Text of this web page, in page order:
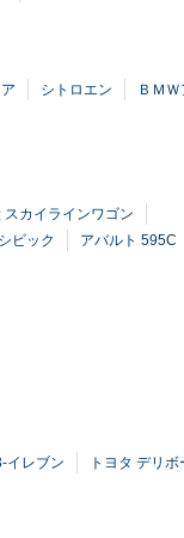
シトロエン
ＢＭ
スカイラインワゴン
ビック
アバルト 595C
イレブン トヨタ デリボ